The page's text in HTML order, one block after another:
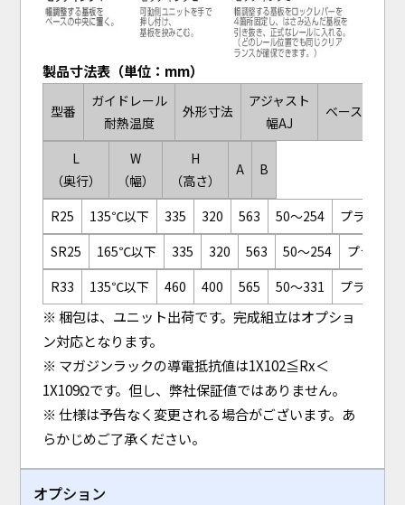
製品寸法表（単位：mm）
型番
ガイドレール
耐熱温度
外形寸法
アジャスト
幅AJ
ベース材質
L
（奥行）
W
（幅）
H
（高さ）
A B
R25 135℃以下 335 320 563 50～254
プラスチ
SR25
165℃以下 335 320 563 50～254
プラスチ
R33
135℃以下 460 400 565 50～331 プラスチ
※ 梱包は、ユニット出荷です。完成組立はオプショ
ン対応となります。
※ マガジンラックの導電抵抗値は1X102≦Rx＜
1X109Ωです。但し、弊社保証値ではありません。
※ 仕様は予告なく変更される場合がございます。あ
らかじめご了承ください。
オプション